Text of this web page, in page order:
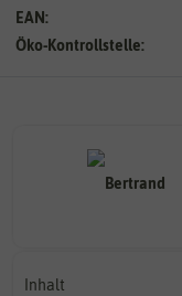
EAN:
Öko-Kontrollstelle:
Inhalt